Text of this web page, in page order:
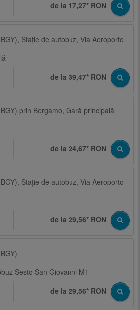
de la 17,27* RON
Staţie de autobuz, Via Aeroporto
de la 39,47* RON
prin Bergamo, Gară principală
de la 24,67* RON
Staţie de autobuz, Via Aeroporto
de la 29,56* RON
Sesto San Giovanni M1
de la 29,56* RON